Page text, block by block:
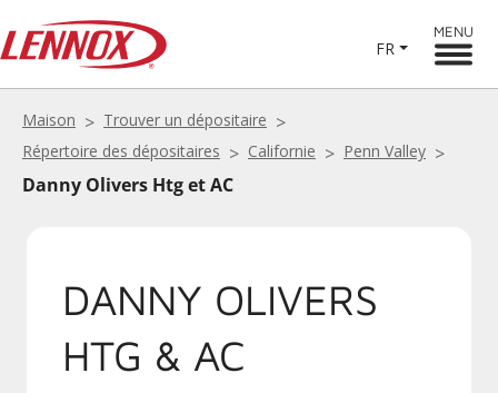
FR
MENU
Maison
Trouver un dépositaire
Répertoire des dépositaires
Californie Penn Valley
Danny Olivers Htg et AC
DANNY OLIVERS
HTG & AC